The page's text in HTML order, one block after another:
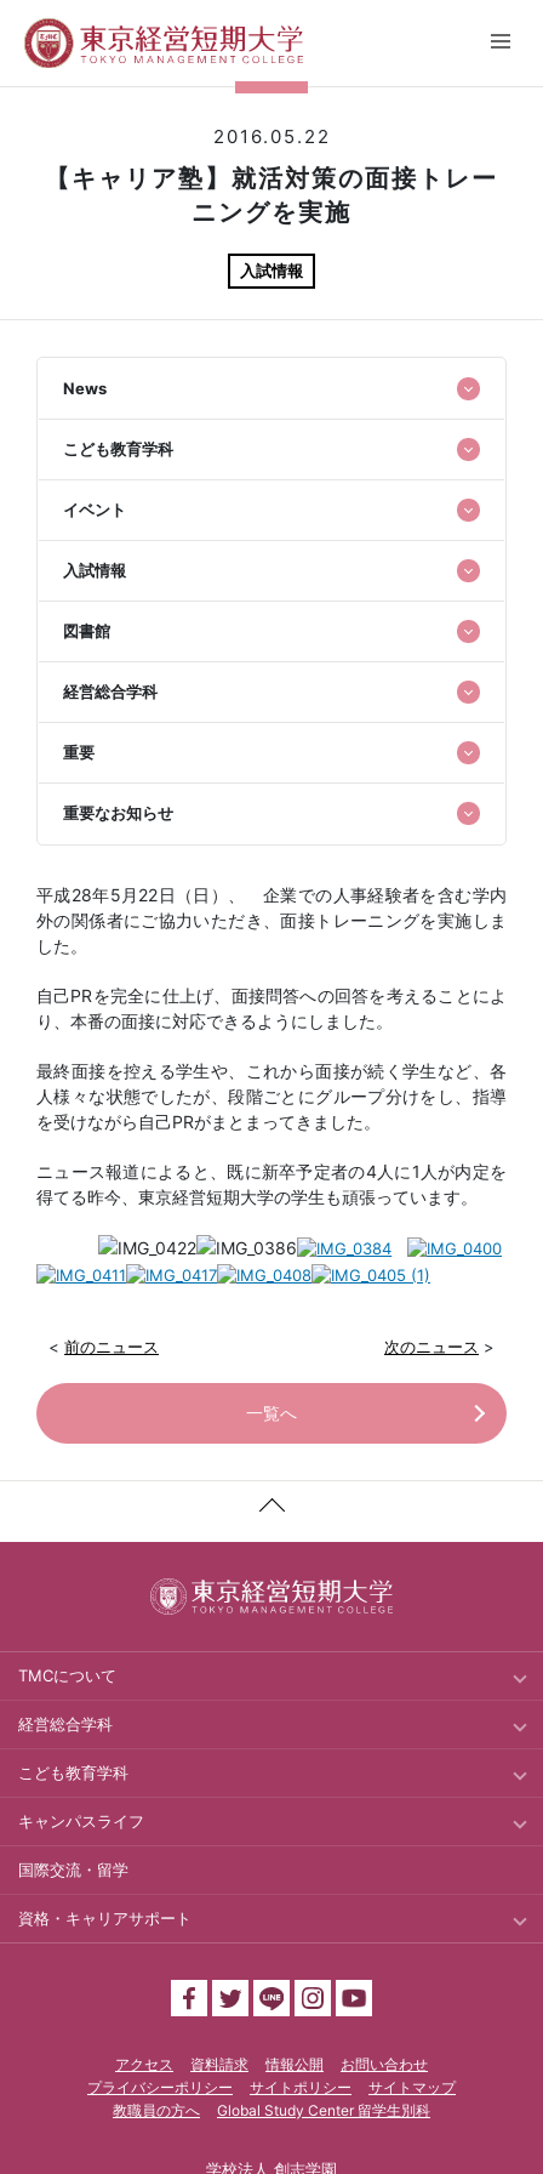
2016.05.22
【キャリア塾】就活対策の面接トレー
ニングを実施
入試情報
News
こども教育学科
イベント
入試情報
図書館
経営総合学科
重要
重要なお知らせ
平成28年5月22日（日）、 企業での人事経験者を含む学内
外の関係者にご協力いただき、面接トレーニングを実施しま
した。
自己PRを完全に仕上げ、面接問答への回答を考えることによ
り、本番の面接に対応できるようにしました。
最終面接を控える学生や、これから面接が続く学生など、各
人様々な状態でしたが、段階ごとにグループ分けをし、指導
を受けながら自己PRがまとまってきました。
ニュース報道によると、既に新卒予定者の4人に1人が内定を
得てる昨今、東京経営短期大学の学生も頑張っています。
< 前のニュース 次のニュース >
一覧へ
TMCについて
経営総合学科
こども教育学科
キャンパスライフ
国際交流・留学
資格・キャリアサポート
アクセス 資料請求 情報公開
お問い合わせ
プライバシーポリシー
サイトポリシー
サイトマップ
教職員の方へ
Global Study Center 留学生別科
学校法人 創志学園